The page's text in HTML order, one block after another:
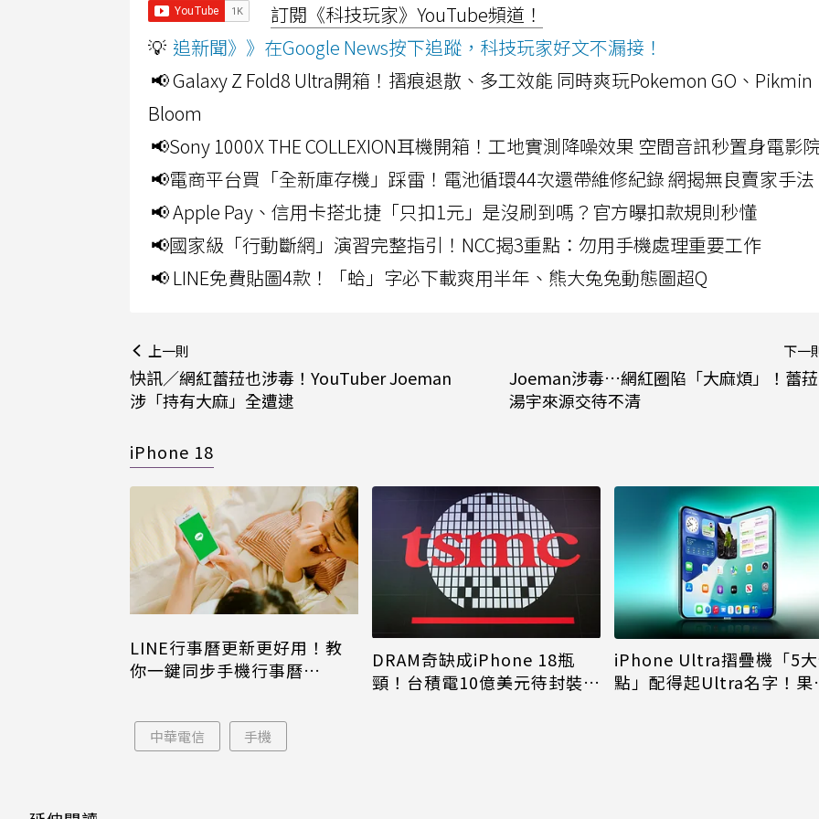
訂閱《科技玩家》YouTube頻道！
💡 追新聞》》在Google News按下追蹤，科技玩家好文不漏接！
📢 Galaxy Z Fold8 Ultra開箱！摺痕退散、多工效能 同時爽玩Pokemon GO、Pikmin
Bloom
📢Sony 1000X THE COLLEXION耳機開箱！工地實測降噪效果 空間音訊秒置身電影
📢電商平台買「全新庫存機」踩雷！電池循環44次還帶維修紀錄 網揭無良賣家手法
📢 Apple Pay、信用卡搭北捷「只扣1元」是沒刷到嗎？官方曝扣款規則秒懂
📢國家級「行動斷網」演習完整指引！NCC揭3重點：勿用手機處理重要工作
📢 LINE免費貼圖4款！「蛤」字必下載爽用半年、熊大兔兔動態圖超Q
上一則
快訊／網紅蕾菈也涉毒！YouTuber Joeman
涉「持有大麻」全遭逮
下一
Joeman涉毒…網紅圈陷「大麻煩」！蕾菈
湯宇來源交待不清
iPhone 18
LINE行事曆更新更好用！教
你一鍵同步手機行事曆
DRAM奇缺成iPhone 18瓶
頸！台積電10億美元待封裝晶
iPhone Ultra摺疊機「5
點」配得起Ultra名字！果
中華電信 手機